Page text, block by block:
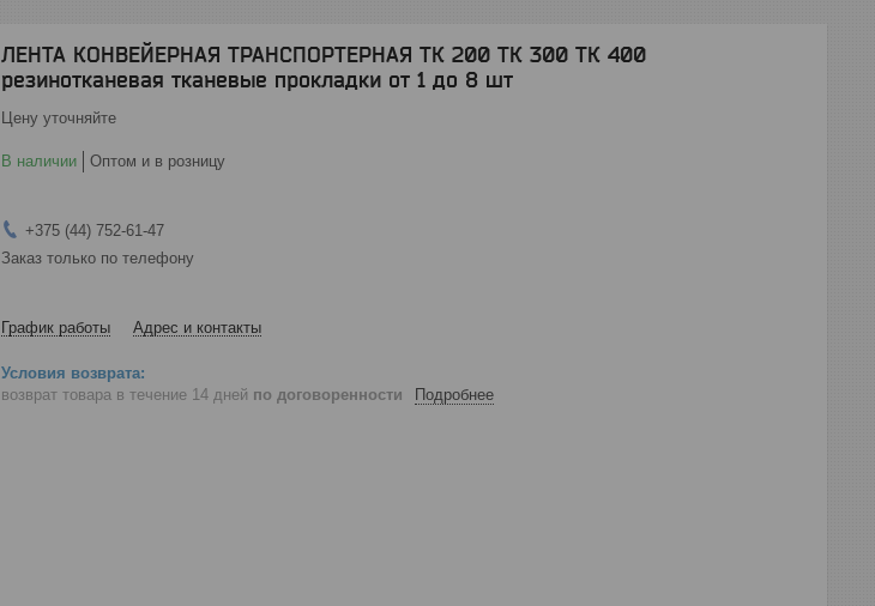
ЛЕНТА КОНВЕЙЕРНАЯ ТРАНСПОРТЕРНАЯ ТК 200 ТК 300 ТК 400
резинотканевая тканевые прокладки от 1 до 8 шт
Цену уточняйте
В наличии Оптом и в розницу
+375 (44) 752-61-47
Заказ только по телефону
График работы Адрес и контакты
возврат товара в течение 14 дней по договоренности Подробнее